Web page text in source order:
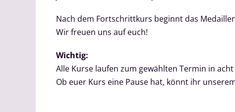
Nach dem Fortschrittkurs beginnt das
Wir freuen uns auf euch!
Wichtig:
Alle Kurse laufen zum gewählten Termin in
Ob euer Kurs eine Pause hat, könnt ihr